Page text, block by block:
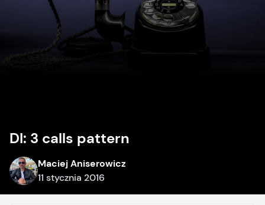
DI: 3 calls pattern
Maciej Aniserowicz
11 stycznia 2016